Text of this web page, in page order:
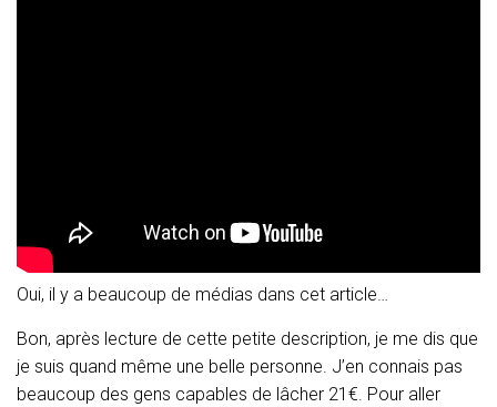
Oui, il y a beaucoup de médias dans cet article…
Bon, après lecture de cette petite description, je me dis que
je suis quand même une belle personne. J’en connais pas
beaucoup des gens capables de lâcher 21€. Pour aller